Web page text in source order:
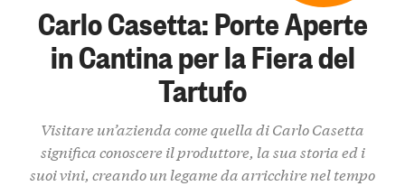
Carlo Casetta: Porte Aperte
in Cantina per la Fiera del
Tartufo
Visitare un’azienda come quella di Carlo Casetta
significa conoscere il produttore, la sua storia ed i
suoi vini, creando un legame da arricchire nel tempo